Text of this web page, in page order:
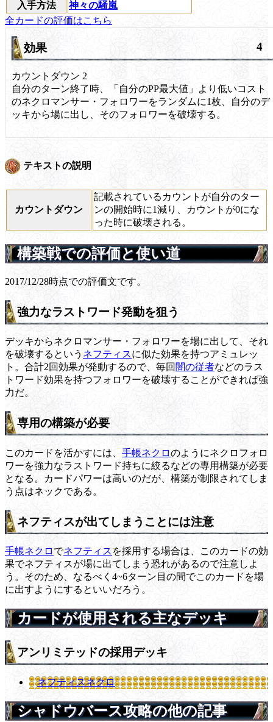
入手方法
神々の騒嵐
全カードの評価はこちら
効果 4
カウントダウン 2
自分のターン終了時、「自分のPP最大値」より低いコスト
のネクロマンサー・フォロワーをランダムに1枚、自分のデ
ッキから場に出し、そのフォロワーを破壊する。
テキストの説明
カウントダウン
記載されているカウントが自分のター
ンの開始時に1減り、カウントが0にな
った時に破壊される。
構築戦での評価と使い道
2017/12/28時点での評価文です。
強力なラストワード発動を狙う
デッキからネクロマンサー・フォロワーを場に出して、それ
を破壊するという ネフティスに似た効果を持つアミュレッ
ト。合計2回効果が発動するので、毎回 闇の従者などのラス
トワード効果を持つフォロワーを破壊することができれば強
力だ。
専用の構築が必要
このカードを活かすには、 手帳ネクロのようにネクロフォロ
ワーを強力なラストワード持ちに絞るなどの専用構築が必要
となる。カードパワーは高いのだが、構築が制限されてしま
う点はネックである。
ネフティスが出てしまうことには注意
手帳ネクロ でネフティス を採用する場合は、このカードの効
果でネフティスが場に出てしまう恐れがあるので注意しよ
う。そのため、なるべく4~6ターン目の間でこのカードを場
に出すようにするといいだろう。
カードが使用される主なデッキ
アンリミテッドの採用デッキ
ネフティスネクロ
シャドウバース攻略の他の記事